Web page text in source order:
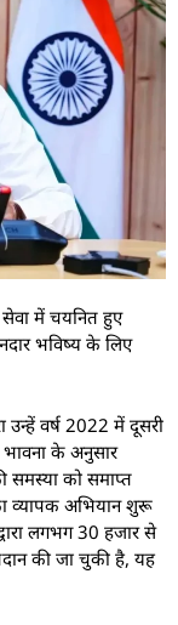
सेवा में चयनित हुए
भविष्य के लिए
उन्हें वर्ष 2022 में दूसरी
भावना के अनुसार
समस्या को समाप्त
व्यापक अभियान शुरू
लगभग 30 हजार से
की जा चुकी है, यह